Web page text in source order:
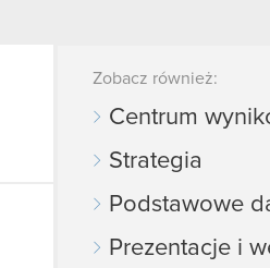
Zobacz również:
Centrum
Strategia
Podstawowe
Prezentacje i